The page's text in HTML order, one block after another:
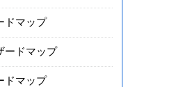
ドマップ
ードマップ
ドマップ